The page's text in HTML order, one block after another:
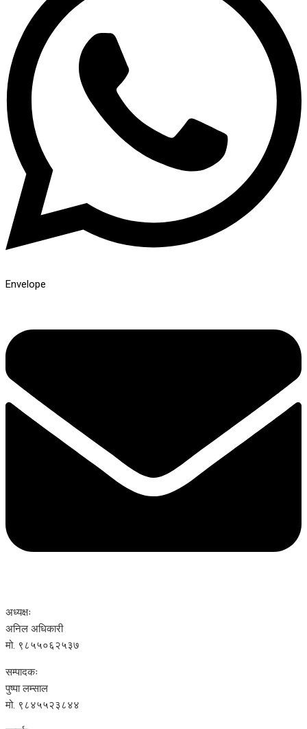
Envelope
अध्यक्षः
अनिल अधिकारी
मो. ९८५५०६२५३७
सम्पादकः
पुष्पा लम्साल
मो. ९८४५५२३८४४